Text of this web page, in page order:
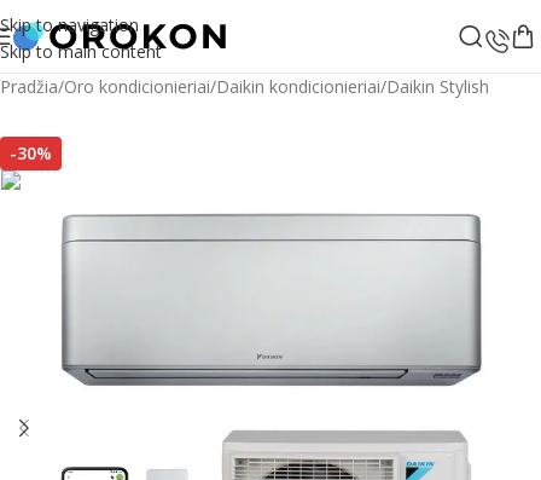
Skip to navigation
Skip to main content
Pradžia/Oro kondicionieriai/Daikin kondicionieriai/Daikin Stylish
-30%